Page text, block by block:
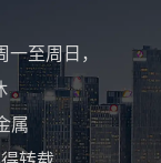
至周日，
属